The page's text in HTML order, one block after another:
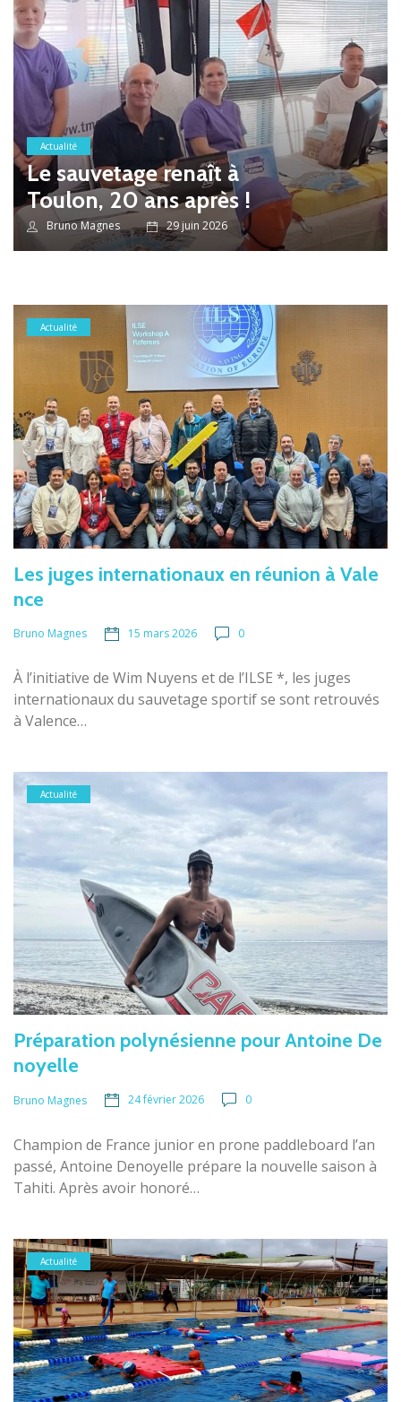
Actualité
Le sauvetage renaît à
Toulon, 20 ans après !
Bruno Magnes 29 juin 2026
Actualité
Les juges internationaux en réunion à Vale
nce
Bruno Magnes 15 mars 2026 0
À l’initiative de Wim Nuyens et de l’ILSE *, les juges
internationaux du sauvetage sportif se sont retrouvés
à Valence…
Actualité
Préparation polynésienne pour Antoine De
noyelle
Bruno Magnes 24 février 2026 0
Champion de France junior en prone paddleboard l’an
passé, Antoine Denoyelle prépare la nouvelle saison à
Tahiti. Après avoir honoré…
Actualité